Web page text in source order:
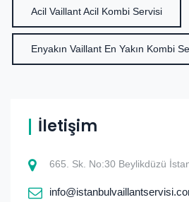
Acil Vaillant Acil Kombi Servisi
Enyakın Vaillant En Yakın Kombi
İletişim
665. Sk. No:30 Beylikdüzü